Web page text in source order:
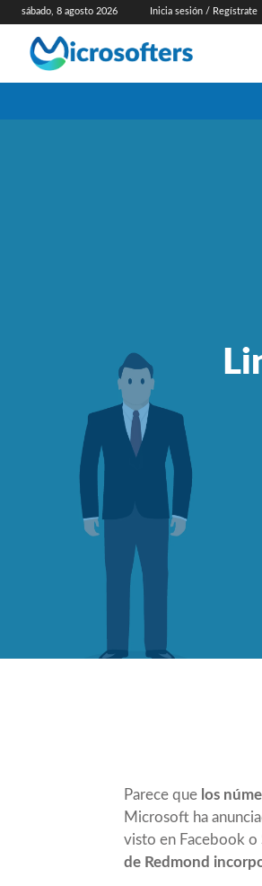
sábado, 8 agosto 2026 Inicia sesión / Regístrate
Parece que los
Microsoft ha
visto en Facebook o
de Redmond